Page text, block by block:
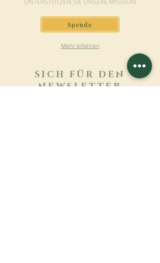
Spende
Mehr erfahren
SICH FÜR DEN
NEWSLETTER